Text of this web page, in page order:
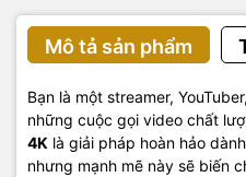
Mô tả sản phẩm
Bạn là một streamer,
những cuộc gọi video chất
4K là giải pháp hoàn hảo
nhưng mạnh mẽ này sẽ biến